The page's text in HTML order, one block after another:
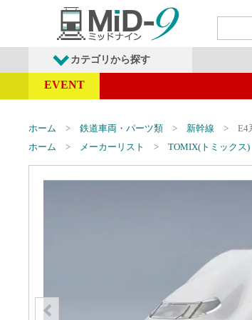
カテゴリから探す
発売予定商品 鉄道車
EVENT
ホーム 鉄道車両・パーツ類 新幹線
E4
ホーム
メーカーリスト TOMIX(トミックス)